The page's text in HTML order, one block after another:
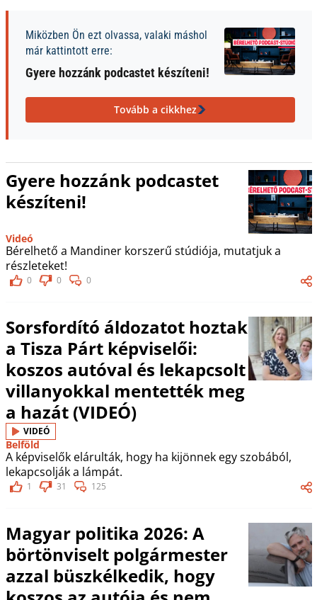
Miközben Ön ezt olvassa, valaki máshol
már kattintott erre:
Gyere hozzánk podcastet készíteni!
Tovább a cikkhez
Gyere hozzánk podcastet
készíteni!
Videó
Bérelhető a Mandiner korszerű stúdiója, mutatjuk a
részleteket!
0 0 0
Sorsfordító áldozatot hoztak
a Tisza Párt képviselői:
koszos autóval és lekapcsolt
villanyokkal mentették meg
a hazát (VIDEÓ)
VIDEÓ
Belföld
A képviselők elárulták, hogy ha kijönnek egy szobából,
lekapcsolják a lámpát.
1 31 125
Magyar politika 2026: A
börtönviselt polgármester
azzal büszkélkedik, hogy